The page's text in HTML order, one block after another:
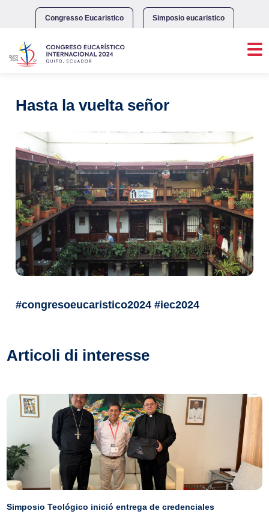
Congresso Eucaristico Simposio eucaristico
Hasta la vuelta señor
#congresoeucaristico2024 #iec2024
Articoli di interesse
Simposio Teológico inició entrega de credenciales